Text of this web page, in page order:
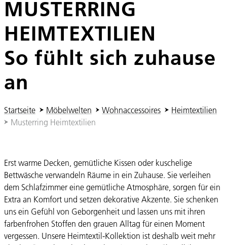
MUSTERRING
HEIMTEXTILIEN
So fühlt sich zuhause
an
Sie sind hier:
Startseite Möbelwelten Wohnaccessoires
Heimtextilien
Musterring Heimtextilien
Erst warme Decken, gemütliche Kissen oder kuschelige
Bettwäsche verwandeln Räume in ein Zuhause. Sie verleihen
dem Schlafzimmer eine gemütliche Atmosphäre, sorgen für ein
Extra an Komfort und setzen dekorative Akzente. Sie schenken
uns ein Gefühl von Geborgenheit und lassen uns mit ihren
farbenfrohen Stoffen den grauen Alltag für einen Moment
vergessen. Unsere Heimtextil-Kollektion ist deshalb weit mehr